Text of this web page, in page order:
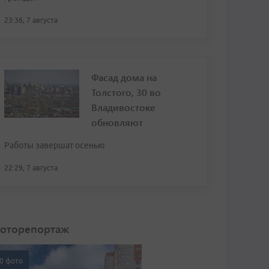
23:36, 7 августа
Фасад дома на
Толстого, 30 во
Владивостоке
обновляют
Работы завершат осенью
22:29, 7 августа
фото